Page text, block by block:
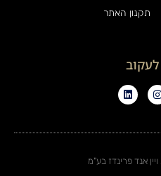
תקנון האתר
אנד פרינדז בע"מ